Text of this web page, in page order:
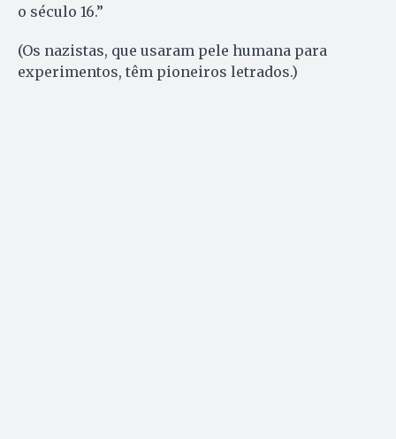
o século 16.”
(Os nazistas, que usaram pele humana para
experimentos, têm pioneiros letrados.)